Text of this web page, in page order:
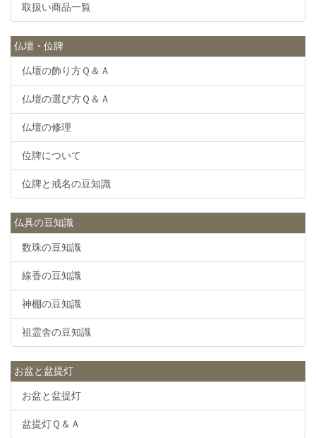
取扱い商品一覧
仏壇・位牌
仏壇の飾り方Ｑ＆Ａ
仏壇の選び方Ｑ＆Ａ
仏壇の修理
位牌について
位牌と戒名の豆知識
仏具の豆知識
数珠の豆知識
線香の豆知識
神棚の豆知識
祖霊舎の豆知識
お盆と盆提灯
お盆と盆提灯
盆提灯Ｑ＆Ａ